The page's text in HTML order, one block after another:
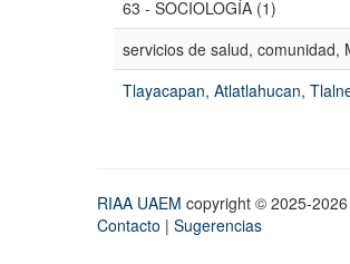
63 - SOCIOLOGÍA (1)
servicios de salud, comunidad,
Tlayacapan, Atlatlahucan,
RIAA UAEM copyright © 2025-2026
Contacto | Sugerencias